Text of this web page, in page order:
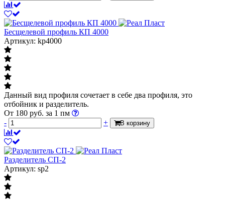
Бесщелевой профиль КП 4000
Артикул: kp4000
Данный вид профиля сочетает в себе два профиля, это
отбойник и разделитель.
От 180 руб. за 1 пм
-
+ В корзину
Разделитель СП-2
Артикул: sp2